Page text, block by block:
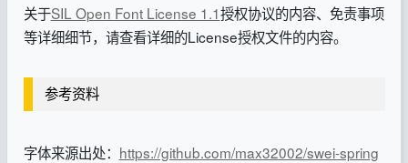
关于SIL Open Font License 1.1授权协议的内容、免责事项
等详细细节，请查看详细的License授权文件的内容。
参考资料
字体来源出处： https://github.com/max32002/swei-spring